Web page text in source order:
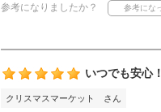
参考になりましたか？
いつでも安心！
クリスマスマーケット さん